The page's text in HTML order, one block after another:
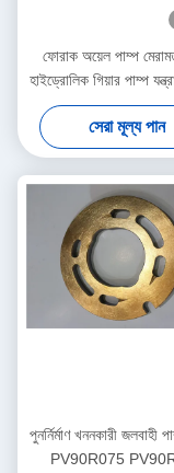
ফোরাক অয়েল পাম্প
হাইড্রোলিক গিয়ার পাম্প
কার্যদিবসের শিপিং
সেরা মূল্য পান
পুনর্নির্মাণ খননকারী জলবাহী
PV90R075